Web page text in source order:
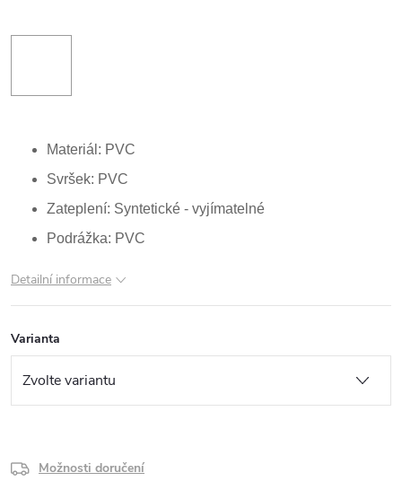
Materiál: PVC
Svršek: PVC
Zateplení: Syntetické - vyjímatelné
Podrážka: PVC
Detailní informace
Varianta
Možnosti doručení